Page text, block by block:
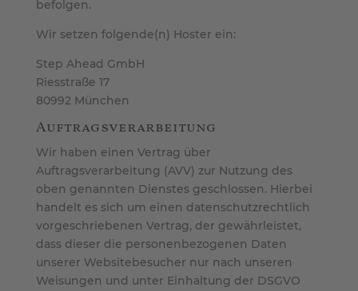
befolgen.
Wir setzen folgende(n) Hoster ein:
Step Ahead GmbH
Riesstraße 17
80992 München
Auftragsverarbeitung
Wir haben einen Vertrag über
Auftragsverarbeitung (AVV) zur Nutzung des
oben genannten Dienstes geschlossen. Hierbei
handelt es sich um einen datenschutzrechtlich
vorgeschriebenen Vertrag, der gewährleistet,
dass dieser die personenbezogenen Daten
unserer Websitebesucher nur nach unseren
Weisungen und unter Einhaltung der DSGVO